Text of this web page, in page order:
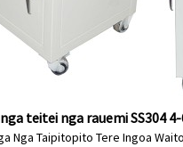
teitei nga rauemi SS304
Nga Taipitopito Tere Ingoa